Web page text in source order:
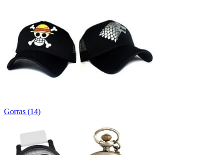
Gorras (14)